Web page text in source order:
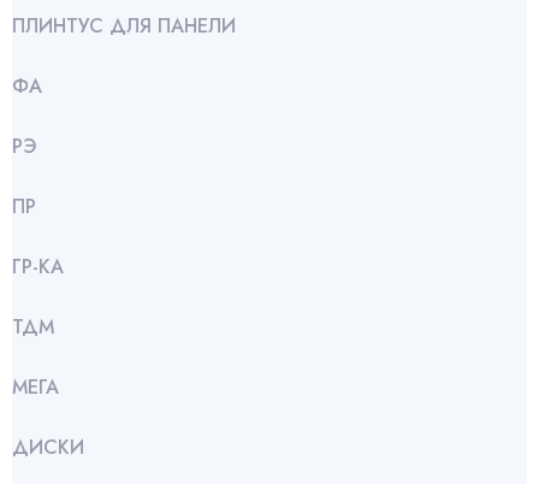
ПЛИНТУС ДЛЯ ПАНЕЛИ
ФА
РЭ
ПР
ГР-КА
ТДМ
МЕГА
ДИСКИ